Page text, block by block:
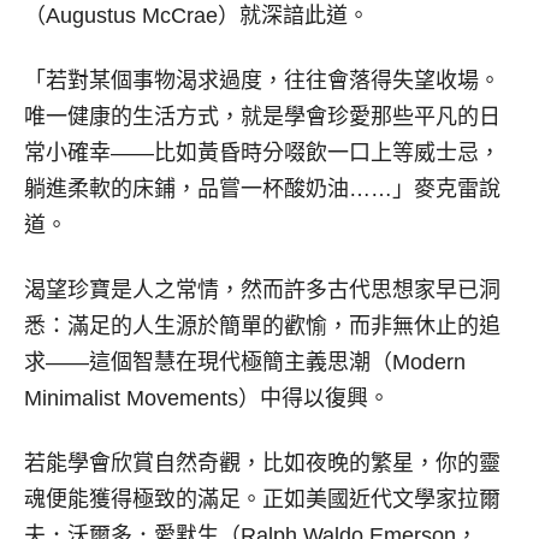
（Augustus McCrae）就深諳此道。
「若對某個事物渴求過度，往往會落得失望收場。
唯一健康的生活方式，就是學會珍愛那些平凡的日
常小確幸——比如黃昏時分啜飲一口上等威士忌，
躺進柔軟的床鋪，品嘗一杯酸奶油……」麥克雷說
道。
渴望珍寶是人之常情，然而許多古代思想家早已洞
悉：滿足的人生源於簡單的歡愉，而非無休止的追
求——這個智慧在現代極簡主義思潮（Modern
Minimalist Movements）中得以復興。
若能學會欣賞自然奇觀，比如夜晚的繁星，你的靈
魂便能獲得極致的滿足。正如美國近代文學家拉爾